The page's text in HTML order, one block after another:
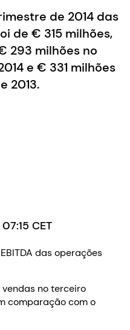
de 2014 das
de € 315 milhões,
293 milhões no
e € 331 milhões
2013.
CET
das operações
no terceiro
comparação com o